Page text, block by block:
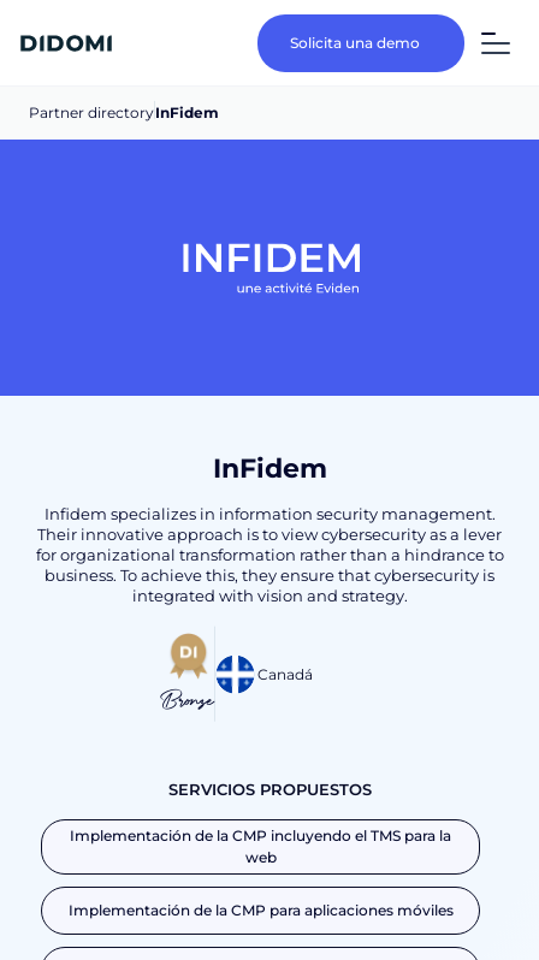
Solicita una demo
Partner directoryInFidem
InFidem
Infidem specializes in information security management.
Their innovative approach is to view cybersecurity as a lever
for organizational transformation rather than a hindrance to
business. To achieve this, they ensure that cybersecurity is
integrated with vision and strategy.
Bronze
Canadá
SERVICIOS PROPUESTOS
Implementación de la CMP incluyendo el TMS para la
web
Implementación de la CMP para aplicaciones móviles